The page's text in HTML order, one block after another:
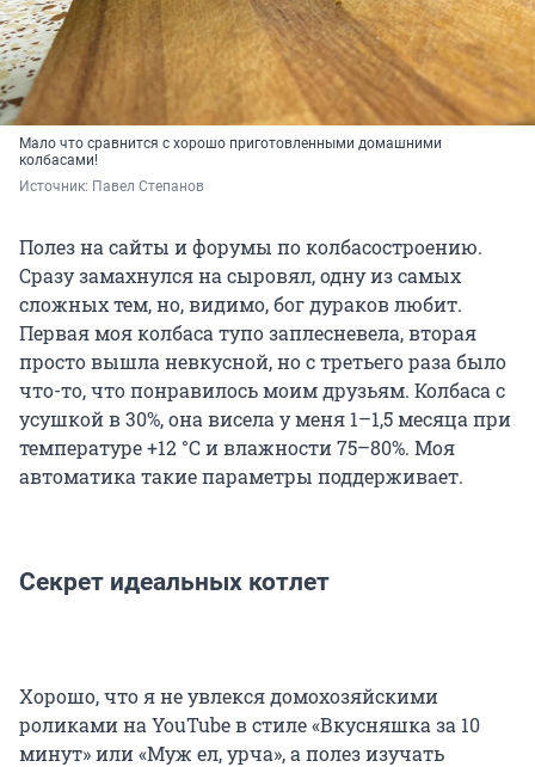
Мало что сравнится с хорошо приготовленными домашними
колбасами!
Источник: Павел Степанов
Полез на сайты и форумы по колбасостроению.
Сразу замахнулся на сыровял, одну из самых
сложных тем, но, видимо, бог дураков любит.
Первая моя колбаса тупо заплесневела, вторая
просто вышла невкусной, но с третьего раза было
что-то, что понравилось моим друзьям. Колбаса с
усушкой в 30%, она висела у меня 1–1,5 месяца при
температуре +12 °C и влажности 75–80%. Моя
автоматика такие параметры поддерживает.
Секрет идеальных котлет
Хорошо, что я не увлекся домохозяйскими
роликами на YouTube в стиле «Вкусняшка за 10
минут» или «Муж ел, урча», а полез изучать